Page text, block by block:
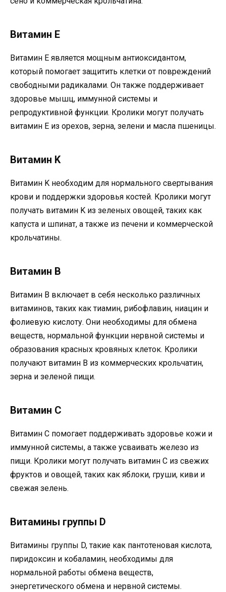
Витамин E
Витамин E является мощным антиоксидантом,
который помогает защитить клетки от повреждений
свободными радикалами. Он также поддерживает
здоровье мышц, иммунной системы и
репродуктивной функции. Кролики могут получать
витамин E из орехов, зерна, зелени и масла пшеницы.
Витамин K
Витамин K необходим для нормального свертывания
крови и поддержки здоровья костей. Кролики могут
получать витамин K из зеленых овощей, таких как
капуста и шпинат, а также из печени и коммерческой
крольчатины.
Витамин B
Витамин B включает в себя несколько различных
витаминов, таких как тиамин, рибофлавин, ниацин и
фолиевую кислоту. Они необходимы для обмена
веществ, нормальной функции нервной системы и
образования красных кровяных клеток. Кролики
получают витамин B из коммерческих крольчатин,
зерна и зеленой пищи.
Витамин C
Витамин C помогает поддерживать здоровье кожи и
иммунной системы, а также усваивать железо из
пищи. Кролики могут получать витамин C из свежих
фруктов и овощей, таких как яблоки, груши, киви и
свежая зелень.
Витамины группы D
Витамины группы D, такие как пантотеновая кислота,
пиридоксин и кобаламин, необходимы для
нормальной работы обмена веществ,
энергетического обмена и нервной системы.